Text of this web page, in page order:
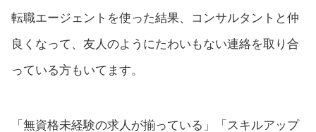
転職エージェントを使った結果、コンサルタントと仲
良くなって、友人のようにたわいもない連絡を取り合
っている方もいてます。
「無資格未経験の求人が揃っている」「スキルアップ